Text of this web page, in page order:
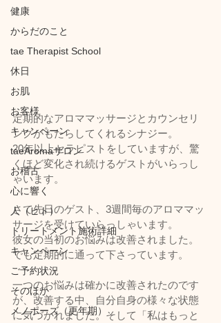
健康
からだのこと
tae Therapist School
休日
お肌
お客様
キャンペーン
taeAromaサロン
お稽古
心に響く
人（ヒト）
トリートメント施術詳細
キャンペーン
ご予約状況
そのほか
メノポーズ（更年期）
定期的なアロママッサージとカウンセリ
ングがもたらしてくれるシナジー。
20年以上セラピストをしていますが、驚
くほど変化され続けるゲストがいらっし
ゃいます。
さて先日のゲスト、3週間毎のアロママッ
サージを受けていらっしゃいます。
彼女の当初のお悩みは改善されました。
でも定期的に通って下さっています。
一つのお悩みは確かに改善されたのです
が、改善する中、自分自身の様々な状態
に気づかれました。そして「私はもっと